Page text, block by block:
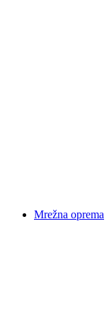
Mrežna oprema